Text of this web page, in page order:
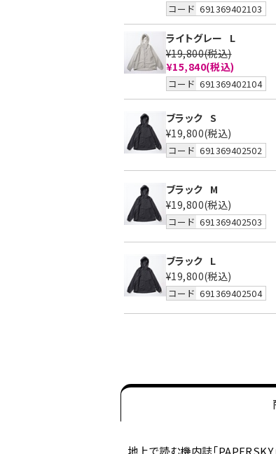
コード 691369402103
ライトグレー
L
¥19,800(税込)
¥15,840(税込)
コード 691369402104
ブラック S
¥19,800(税込)
コード 691369402502
ブラック M
¥19,800(税込)
コード 691369402503
ブラック L
¥19,800(税込)
コード 691369402504
地上で読む機内誌「PAPERSKY